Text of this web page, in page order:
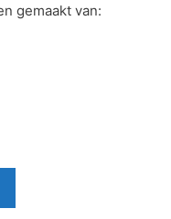
gemaakt van: